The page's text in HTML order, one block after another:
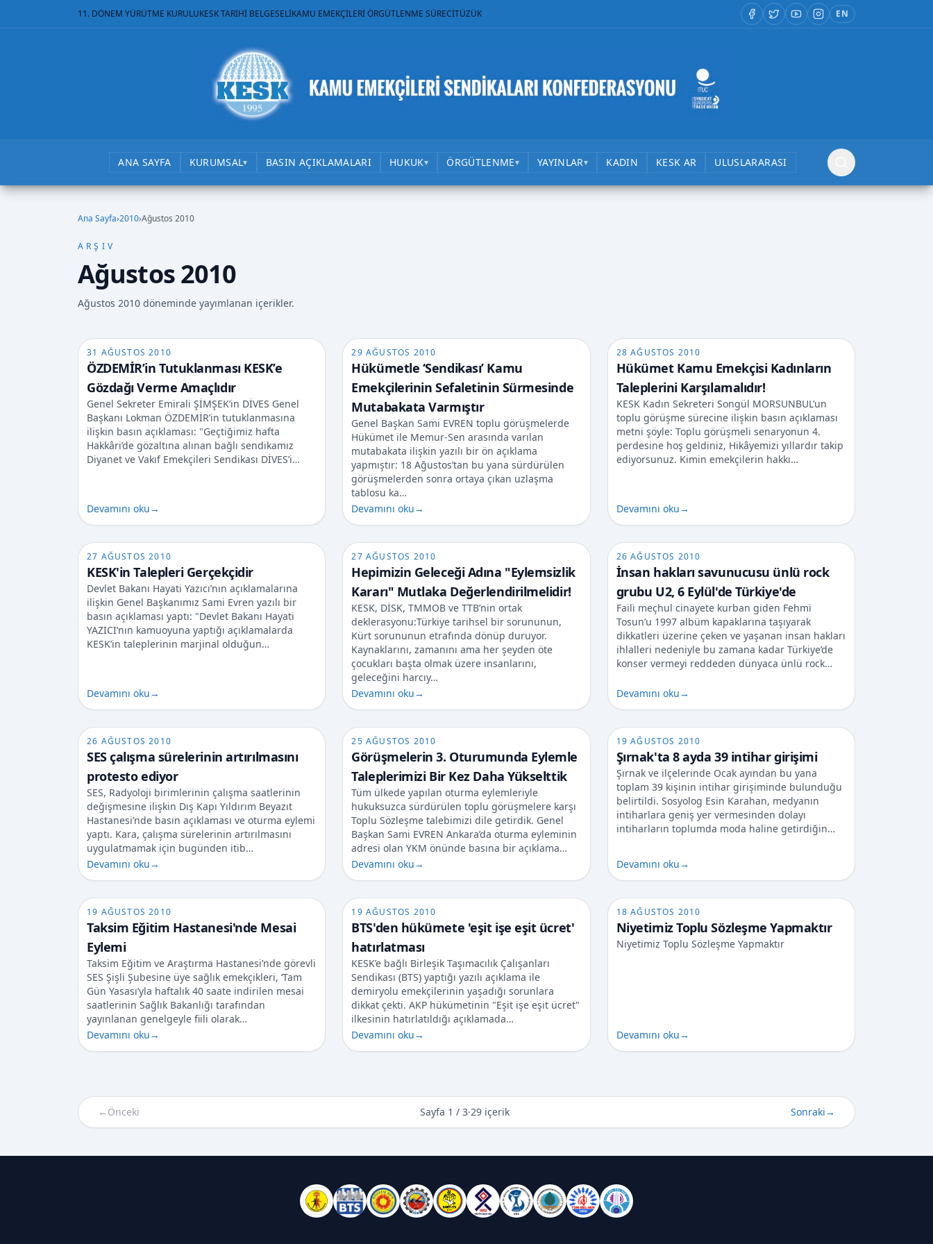
11. DÖNEM YÜRÜTME KURULUKESK TARİHİ BELGESELİKAMU EMEKÇİLERİ ÖRGÜTLENME SÜRECİTÜZÜK EN
ANA SAYFA KURUMSAL▾ BASIN AÇIKLAMALARI HUKUK▾ ÖRGÜTLENME▾ YAYINLAR▾ KADIN KESK AR ULUSLARARASI
Ana Sayfa›2010›Ağustos 2010
ARŞIV
Ağustos 2010
Ağustos 2010 döneminde yayımlanan içerikler.
31 AĞUSTOS 2010
ÖZDEMİR’in Tutuklanması KESK’e
Gözdağı Verme Amaçlıdır
Genel Sekreter Emirali ŞİMŞEK’in DİVES Genel
Başkanı Lokman ÖZDEMİR’in tutuklanmasına
ilişkin basın açıklaması: "Geçtiğimiz hafta
Hakkâri’de gözaltına alınan bağlı sendikamız
Diyanet ve Vakıf Emekçileri Sendikası DİVES’i…
Devamını oku→
29 AĞUSTOS 2010
Hükümetle ‘Sendikası’ Kamu
Emekçilerinin Sefaletinin Sürmesinde
Mutabakata Varmıştır
Genel Başkan Sami EVREN toplu görüşmelerde
Hükümet ile Memur-Sen arasında varılan
mutabakata ilişkin yazılı bir ön açıklama
yapmıştır: 18 Ağustos’tan bu yana sürdürülen
görüşmelerden sonra ortaya çıkan uzlaşma
tablosu ka…
Devamını oku→
28 AĞUSTOS 2010
Hükümet Kamu Emekçisi Kadınların
Taleplerini Karşılamalıdır!
KESK Kadın Sekreteri Songül MORSUNBUL’un
toplu görüşme sürecine ilişkin basın açıklaması
metni şöyle: Toplu görüşmeli senaryonun 4.
perdesine hoş geldiniz, Hikâyemizi yıllardır takip
ediyorsunuz. Kimin emekçilerin hakkı…
Devamını oku→
27 AĞUSTOS 2010
KESK'in Talepleri Gerçekçidir
Devlet Bakanı Hayati Yazıcı’nın açıklamalarına
ilişkin Genel Başkanımız Sami Evren yazılı bir
basın açıklaması yaptı: "Devlet Bakanı Hayati
YAZICI’nın kamuoyuna yaptığı açıklamalarda
KESK’in taleplerinin marjinal olduğun…
Devamını oku→
27 AĞUSTOS 2010
Hepimizin Geleceği Adına "Eylemsizlik
Kararı" Mutlaka Değerlendirilmelidir!
KESK, DİSK, TMMOB ve TTB’nin ortak
deklerasyonu:Türkiye tarihsel bir sorununun,
Kürt sorununun etrafında dönüp duruyor.
Kaynaklarını, zamanını ama her şeyden öte
çocukları başta olmak üzere insanlarını,
geleceğini harcıy…
Devamını oku→
26 AĞUSTOS 2010
İnsan hakları savunucusu ünlü rock
grubu U2, 6 Eylül'de Türkiye'de
Faili meçhul cinayete kurban giden Fehmi
Tosun’u 1997 albüm kapaklarına taşıyarak
dikkatleri üzerine çeken ve yaşanan insan hakları
ihlalleri nedeniyle bu zamana kadar Türkiye’de
konser vermeyi reddeden dünyaca ünlü rock…
Devamını oku→
26 AĞUSTOS 2010
SES çalışma sürelerinin artırılmasını
protesto ediyor
SES, Radyoloji birimlerinin çalışma saatlerinin
değişmesine ilişkin Dış Kapı Yıldırım Beyazıt
Hastanesi’nde basın açıklaması ve oturma eylemi
yaptı. Kara, çalışma sürelerinin artırılmasını
uygulatmamak için bugünden itib…
Devamını oku→
25 AĞUSTOS 2010
Görüşmelerin 3. Oturumunda Eylemle
Taleplerimizi Bir Kez Daha Yükselttik
Tüm ülkede yapılan oturma eylemleriyle
hukuksuzca sürdürülen toplu görüşmelere karşı
Toplu Sözleşme talebimizi dile getirdik. Genel
Başkan Sami EVREN Ankara’da oturma eyleminin
adresi olan YKM önünde basına bir açıklama…
Devamını oku→
19 AĞUSTOS 2010
Şırnak'ta 8 ayda 39 intihar girişimi
Şırnak ve ilçelerinde Ocak ayından bu yana
toplam 39 kişinin intihar girişiminde bulunduğu
belirtildi. Sosyolog Esin Karahan, medyanın
intiharlara geniş yer vermesinden dolayı
intiharların toplumda moda haline getirdiğin…
Devamını oku→
19 AĞUSTOS 2010
Taksim Eğitim Hastanesi'nde Mesai
Eylemi
Taksim Eğitim ve Araştırma Hastanesi’nde görevli
SES Şişli Şubesine üye sağlık emekçikleri, ‘Tam
Gün Yasası’yla haftalık 40 saate indirilen mesai
saatlerinin Sağlık Bakanlığı tarafından
yayınlanan genelgeyle fiili olarak…
Devamını oku→
19 AĞUSTOS 2010
BTS'den hükümete 'eşit işe eşit ücret'
hatırlatması
KESK’e bağlı Birleşik Taşımacılık Çalışanları
Sendikası (BTS) yaptığı yazılı açıklama ile
demiryolu emekçilerinin yaşadığı sorunlara
dikkat çekti. AKP hükümetinin "Eşit işe eşit ücret"
ilkesinin hatırlatıldığı açıklamada…
Devamını oku→
18 AĞUSTOS 2010
Niyetimiz Toplu Sözleşme Yapmaktır
Niyetimiz Toplu Sözleşme Yapmaktır
Devamını oku→
← Önceki Sayfa 1 / 3·29 içerik Sonraki→